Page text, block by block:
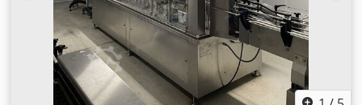
Afieha Vídeo de YouTube: